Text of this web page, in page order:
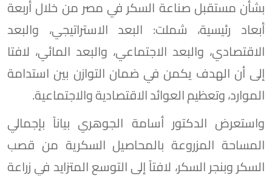
بشأن مستقبل صناعة السكر في مصر من خلال أربعة
أبعاد رئيسية، شملت: البعد الاستراتيجي، والبعد
الاقتصادي، والبعد الاجتماعي، والبعد المائي، لافتا
إلى أن الهدف يكمن في ضمان التوازن بين استدامة
الموارد، وتعظيم العوائد الاقتصادية والاجتماعية.
واستعرض الدكتور أسامة الجوهري بياناً بإجمالي
المساحة المزروعة بالمحاصيل السكرية من قصب
السكر وبنجر السكر، لافتاً إلى التوسع المتزايد في زراعة